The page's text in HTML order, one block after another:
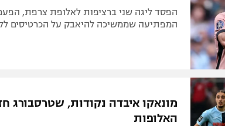
המפתיעה שממשיכה להיאבק על הכרטיסים
מונאקו איבדה נקודות, שטרסבורג
האלופות